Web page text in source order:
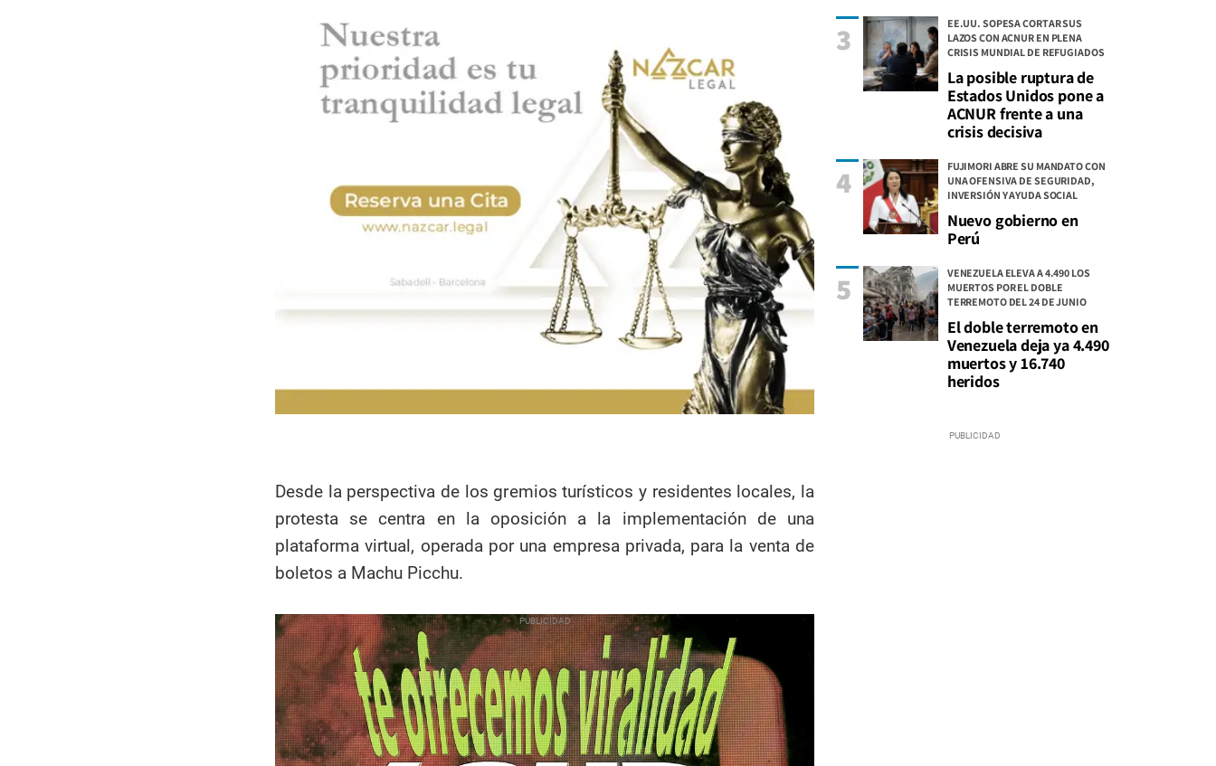
Desde la perspectiva de los gremios turísticos y residentes locales, la
protesta se centra en la oposición a la implementación de una
plataforma virtual, operada por una empresa privada, para la venta de
boletos a Machu Picchu.
EE.UU. SOPESA CORTAR SUS
LAZOS CON ACNUR EN PLENA
CRISIS MUNDIAL DE REFUGIADOS
La posible ruptura de
Estados Unidos pone a
ACNUR frente a una
crisis decisiva
3
FUJIMORI ABRE SU MANDATO CON
UNA OFENSIVA DE SEGURIDAD,
INVERSIÓN Y AYUDA SOCIAL
Nuevo gobierno en
Perú
4
VENEZUELA ELEVA A 4.490 LOS
MUERTOS POR EL DOBLE
TERREMOTO DEL 24 DE JUNIO
El doble terremoto en
Venezuela deja ya 4.490
muertos y 16.740
heridos
5